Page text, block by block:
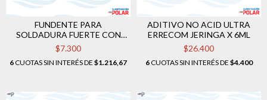
FUNDENTE PARA
SOLDADURA FUERTE CON
PLATA ARGENTA
$7.300
6CUOTAS SIN INTERÉS DE $1.216,67
ADITIVO NO ACID ULTRA
ERRECOM JERINGA X 6ML
$26.400
6CUOTAS SIN INTERÉS DE $4.400